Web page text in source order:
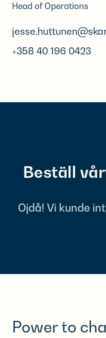
Head of Operations
+358 40 196 0423
Beställ
Ojdå! Vi kunde
Power to